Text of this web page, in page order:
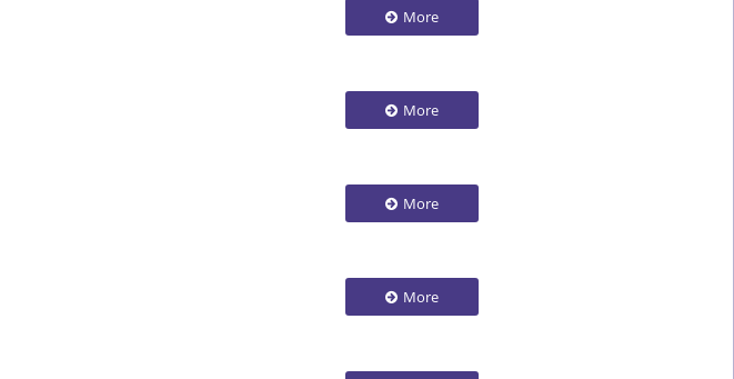
More
More
More
More